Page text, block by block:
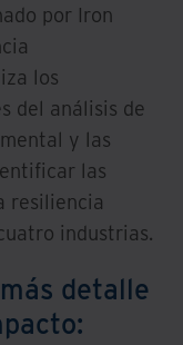
por Iron
los
del análisis de
y las
las
resiliencia
industrias.
detalle